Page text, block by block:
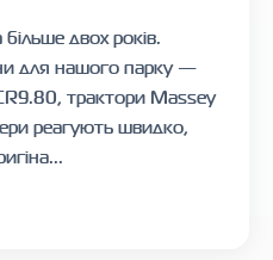
двох років.
для нашого парку —
трактори Massey
реагують швидко,